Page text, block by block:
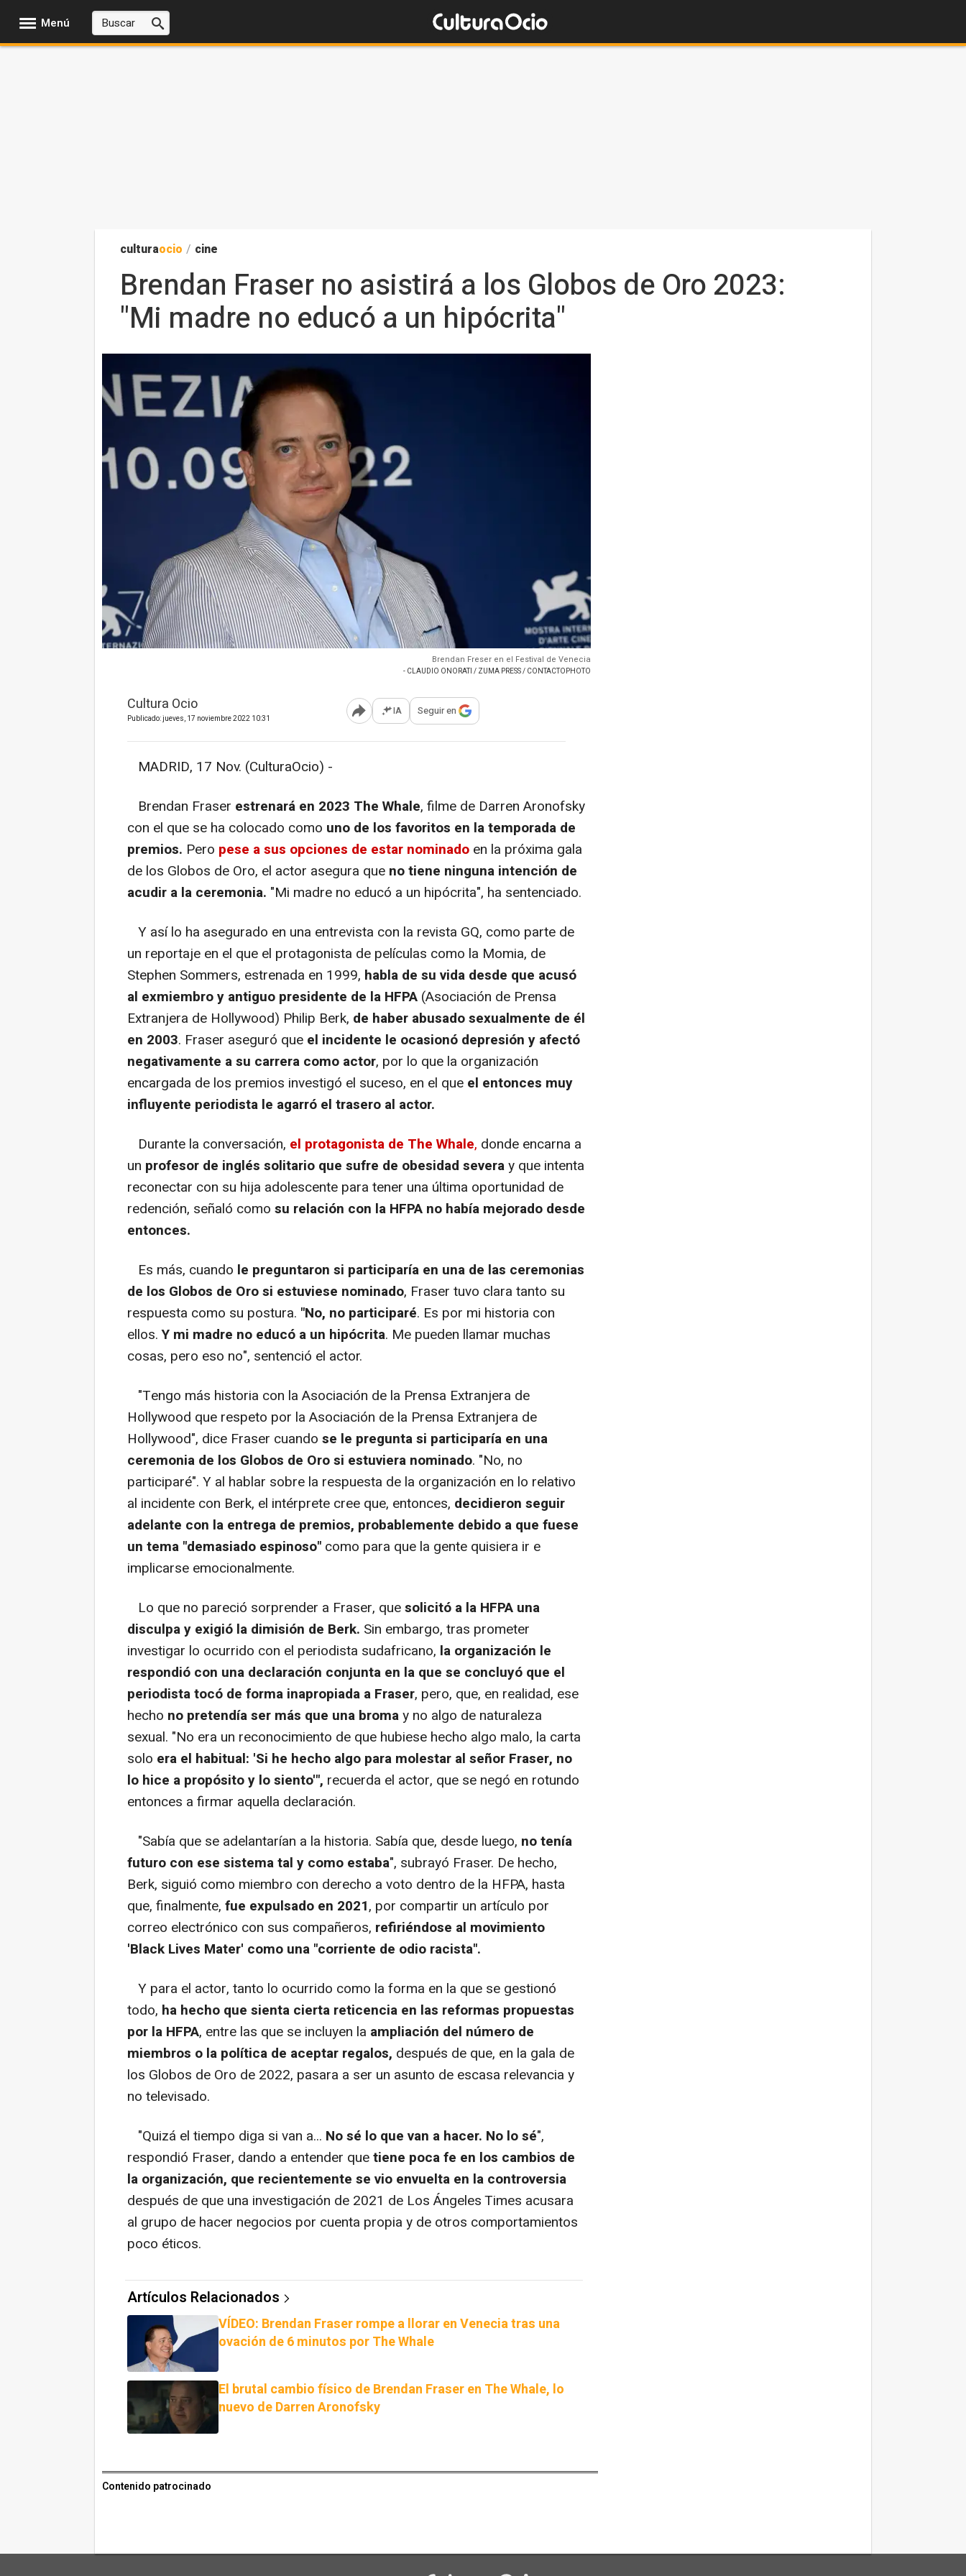
Menú
culturaocio / cine
Brendan Fraser no asistirá a los Globos de Oro 2023:
"Mi madre no educó a un hipócrita"
Brendan Freser en el Festival de Venecia
- CLAUDIO ONORATI / ZUMA PRESS / CONTACTOPHOTO
Cultura Ocio
Publicado: jueves, 17 noviembre 2022 10:31 Abrir opciones para compartir
IA Seguir en
MADRID, 17 Nov. (CulturaOcio) -
Brendan Fraser estrenará en 2023 The Whale, filme de Darren Aronofsky
con el que se ha colocado como uno de los favoritos en la temporada de
premios. Pero pese a sus opciones de estar nominado en la próxima gala
de los Globos de Oro, el actor asegura que no tiene ninguna intención de
acudir a la ceremonia. "Mi madre no educó a un hipócrita", ha sentenciado.
Y así lo ha asegurado en una entrevista con la revista GQ, como parte de
un reportaje en el que el protagonista de películas como la Momia, de
Stephen Sommers, estrenada en 1999, habla de su vida desde que acusó
al exmiembro y antiguo presidente de la HFPA (Asociación de Prensa
Extranjera de Hollywood) Philip Berk, de haber abusado sexualmente de él
en 2003. Fraser aseguró que el incidente le ocasionó depresión y afectó
negativamente a su carrera como actor, por lo que la organización
encargada de los premios investigó el suceso, en el que el entonces muy
influyente periodista le agarró el trasero al actor.
Durante la conversación, el protagonista de The Whale, donde encarna a
un profesor de inglés solitario que sufre de obesidad severay que intenta
reconectar con su hija adolescente para tener una última oportunidad de
redención, señaló como su relación con la HFPA no había mejorado desde
entonces.
Es más, cuando le preguntaron si participaría en una de las ceremonias
de los Globos de Oro si estuviese nominado, Fraser tuvo clara tanto su
respuesta como su postura. "No, no participaré. Es por mi historia con
ellos.Y mi madre no educó a un hipócrita. Me pueden llamar muchas
cosas, pero eso no", sentenció el actor.
"Tengo más historia con la Asociación de la Prensa Extranjera de
Hollywood que respeto por la Asociación de la Prensa Extranjera de
Hollywood", dice Fraser cuando se le pregunta si participaría en una
ceremonia de los Globos de Oro si estuviera nominado. "No, no
participaré". Y al hablar sobre la respuesta de la organización en lo relativo
al incidente con Berk, el intérprete cree que, entonces, decidieron seguir
adelante con la entrega de premios, probablemente debido a que fuese
un tema "demasiado espinoso" como para que la gente quisiera ir e
implicarse emocionalmente.
Lo que no pareció sorprender a Fraser, quesolicitó a la HFPA una
disculpa y exigió la dimisión de Berk. Sin embargo, tras prometer
investigar lo ocurrido con el periodista sudafricano, la organización le
respondió con una declaración conjunta en la que se concluyó que el
periodista tocó de forma inapropiada a Fraser, pero, que, en realidad, ese
hecho no pretendía ser más que una bromay no algo de naturaleza
sexual. "No era un reconocimiento de que hubiese hecho algo malo, la carta
solo era el habitual: 'Si he hecho algo para molestar al señor Fraser, no
lo hice a propósito y lo siento'", recuerda el actor, que se negó en rotundo
entonces a firmar aquella declaración.
"Sabía que se adelantarían a la historia. Sabía que, desde luego, no tenía
futuro con ese sistema tal y como estaba", subrayó Fraser. De hecho,
Berk, siguió como miembro con derecho a voto dentro de la HFPA, hasta
que, finalmente, fue expulsado en 2021, por compartir un artículo por
correo electrónico con sus compañeros, refiriéndose al movimiento
'Black Lives Mater' como una "corriente de odio racista".
Y para el actor, tanto lo ocurrido como la forma en la que se gestionó
todo, ha hecho que sienta cierta reticencia en las reformas propuestas
por la HFPA, entre las que se incluyen la ampliación del número de
miembros o la política de aceptar regalos, después de que, en la gala de
los Globos de Oro de 2022, pasara a ser un asunto de escasa relevancia y
no televisado.
"Quizá el tiempo diga si van a... No sé lo que van a hacer. No lo sé",
respondió Fraser, dando a entender quetiene poca fe en los cambios de
la organización, que recientemente se vio envuelta en la controversia
después de que una investigación de 2021 de Los Ángeles Times acusara
al grupo de hacer negocios por cuenta propia y de otros comportamientos
poco éticos.
Artículos Relacionados
VÍDEO: Brendan Fraser rompe a llorar en Venecia tras una
ovación de 6 minutos por The Whale
El brutal cambio físico de Brendan Fraser en The Whale, lo
nuevo de Darren Aronofsky
Contenido patrocinado